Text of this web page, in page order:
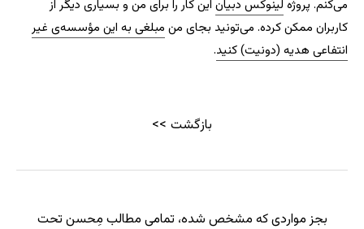
می‌کنم. پروژه لینوکس دبیان این کار را برای من و بسیاری دیگر از
کاربران ممکن کرده. می‌تونید بجای من مبلغی به این مؤسسه‌ی غیر
انتفاعی هدیه (دونیت) کنید.
بازگشت
بجز مواردی که مشخص شده، تمامی مطالب مِحسن تحت